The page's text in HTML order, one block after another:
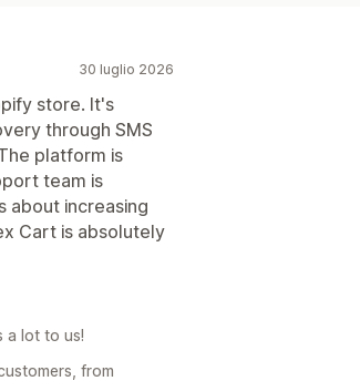
30 luglio 2026
store. It's
through SMS
platform is
team is
about increasing
Cart is absolutely
a lot to us!
from